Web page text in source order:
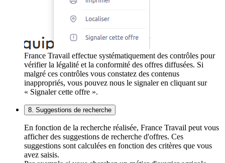
France Travail effectue systématiquement des contrôles pour
vérifier la légalité et la conformité des offres diffusées. Si
malgré ces contrôles vous constatez des contenus
inappropriés, vous pouvez nous le signaler en cliquant sur
« Signaler cette offre ».
8. Suggestions de recherche
En fonction de la recherche réalisée, France Travail peut vous
afficher des suggestions de recherche d'offres. Ces
suggestions sont calculées en fonction des critères que vous
avez saisis.